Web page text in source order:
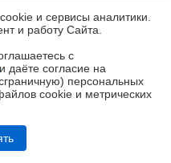
ROG Strix OLED
и сервисы аналитики.
и работу Cайта.
с
и даёте согласие на
персональных
cookie и метрических